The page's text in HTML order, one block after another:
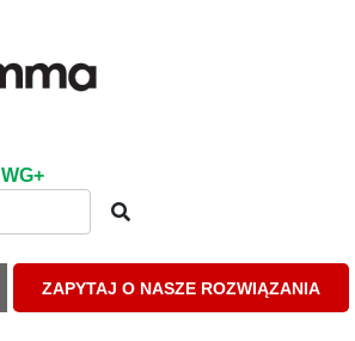
WG+
ZAPYTAJ O NASZE ROZWIĄZANIA